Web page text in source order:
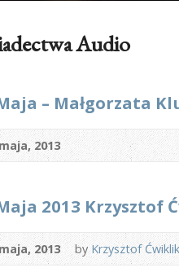
Audio
– Małgorzata
2013
2013 Krzysztof
2013 by Krzysztof Ćwiklik